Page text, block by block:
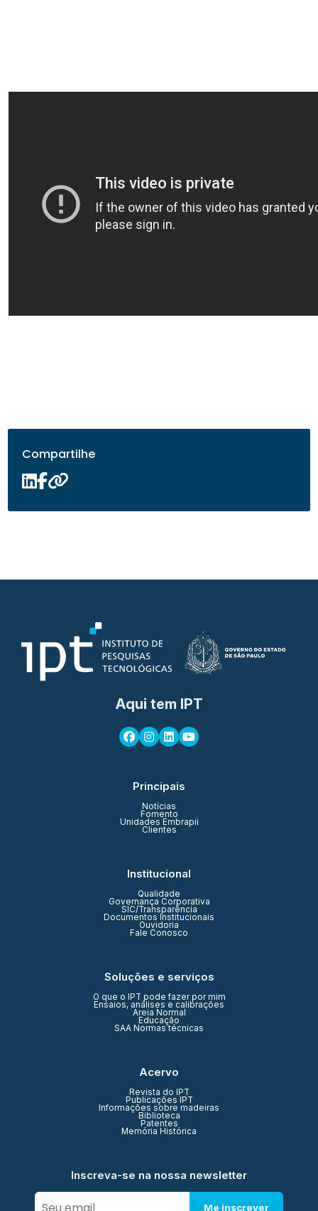
Compartilhe
Aqui tem IPT
Principais
Notícias
Fomento
Unidades Embrapii
Clientes
Institucional
Qualidade
Governança Corporativa
SIC/Transparência
Documentos Institucionais
Ouvidoria
Fale Conosco
Soluções e serviços
O que o IPT pode fazer por mim
Ensaios, análises e calibrações
Areia Normal
Educação
SAA Normas técnicas
Acervo
Revista do IPT
Publicações IPT
Informações sobre madeiras
Biblioteca
Patentes
Memória Histórica
Inscreva-se na nossa newsletter
Me inscrever